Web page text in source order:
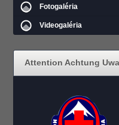
Fotogaléria
Videogaléria
Attention Achtung